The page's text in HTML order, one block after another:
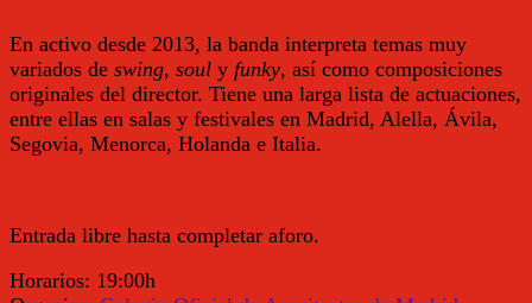
En activo desde 2013, la banda interpreta temas muy
variados de swing, soul y funky, así como composiciones
originales del director. Tiene una larga lista de actuaciones,
entre ellas en salas y festivales en Madrid, Alella, Ávila,
Segovia, Menorca, Holanda e Italia.
Entrada libre hasta completar aforo.
Horarios: 19:00h